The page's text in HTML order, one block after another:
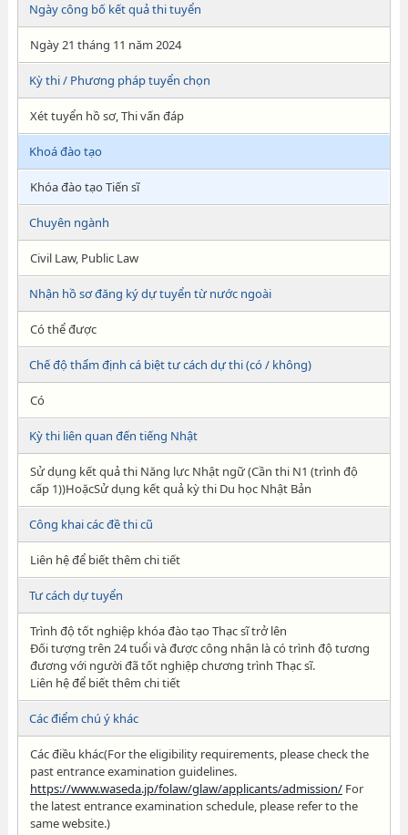
Ngày công bố kết quả thi tuyển
Ngày 21 tháng 11 năm 2024
Kỳ thi / Phương pháp tuyển chọn
Xét tuyển hồ sơ, Thi vấn đáp
Khoá đào tạo
Khóa đào tạo Tiến sĩ
Chuyên ngành
Civil Law, Public Law
Nhận hồ sơ đăng ký dự tuyển từ nước ngoài
Có thể được
Chế độ thẩm định cá biệt tư cách dự thi (có / không)
Có
Kỳ thi liên quan đến tiếng Nhật
Sử dụng kết quả thi Năng lực Nhật ngữ (Cần thi N1 (trình độ
cấp 1))HoặcSử dụng kết quả kỳ thi Du học Nhật Bản
Công khai các đề thi cũ
Liên hệ để biết thêm chi tiết
Tư cách dự tuyển
Trình độ tốt nghiệp khóa đào tạo Thạc sĩ trở lên
Đối tượng trên 24 tuổi và được công nhận là có trình độ tương
đương với người đã tốt nghiệp chương trình Thạc sĩ.
Liên hệ để biết thêm chi tiết
Các điểm chú ý khác
Các điều khác(For the eligibility requirements, please check the
past entrance examination guidelines.
https://www.waseda.jp/folaw/glaw/applicants/admission/For
the latest entrance examination schedule, please refer to the
same website.)